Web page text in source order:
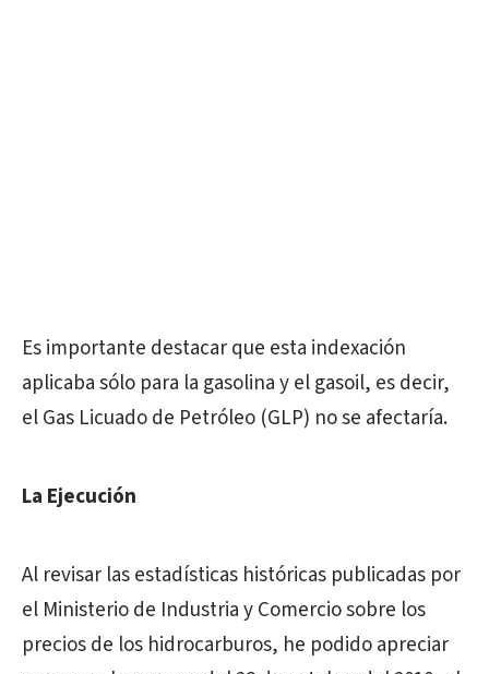
Es importante destacar que esta indexación
aplicaba sólo para la gasolina y el gasoil, es decir,
el Gas Licuado de Petróleo (GLP) no se afectaría.
La Ejecución
Al revisar las estadísticas históricas publicadas por
el Ministerio de Industria y Comercio sobre los
precios de los hidrocarburos, he podido apreciar